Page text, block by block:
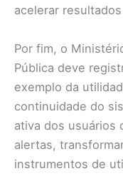
acelerar
Por fim, o
Pública deve
exemplo da
continuidade do
ativa dos usuários
alertas,
instrumentos de